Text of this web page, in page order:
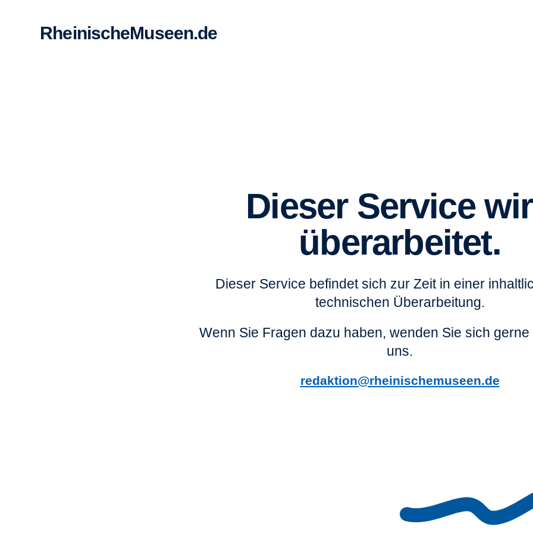
RheinischeMuseen.de
Dieser Service
überarbeitet.
Dieser Service befindet sich zur Zeit in einer
technischen Überarbeitung.
Wenn Sie Fragen dazu haben, wenden Sie sich gerne
uns.
redaktion@rheinischemuseen.de